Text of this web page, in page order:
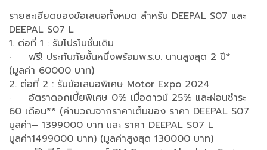
รายละเอียดของข้อเสนอทั้งหมด สำหรับ DEEPAL S07 และ
DEEPAL S07 L
1. ต่อที่ 1 : รับโปรโมชั่นเดิม
· ฟรี! ประกันภัยชั้นหนึ่งพร้อมพ.ร.บ. นานสูงสุด 2 ปี*
(มูลค่า 60000 บาท)
2. ต่อที่ 2 : รับข้อเสนอพิเศษ Motor Expo 2024
· อัตราดอกเบี้ยพิเศษ 0% เมื่อดาวน์ 25% และผ่อนชำระ
60 เดือน** (คำนวณจากราคาเต็มของ ราคา DEEPAL S07
มูลค่า– 1399000 บาท และ ราคา DEEPAL S07 L
มูลค่า1499000 บาท) (มูลค่าสูงสุด 130000 บาท)